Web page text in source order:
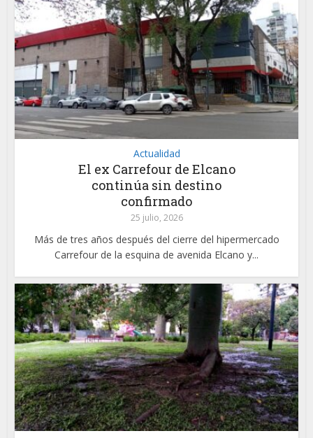
Actualidad
El ex Carrefour de Elcano
continúa sin destino
confirmado
25 julio, 2026
Más de tres años después del cierre del hipermercado
Carrefour de la esquina de avenida Elcano y...